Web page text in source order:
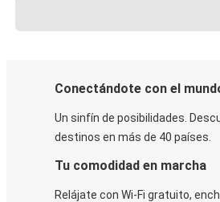
Conectándote con el
Un sinfín de posibilidades.
destinos en más de 40 países.
Tu comodidad en marcha
Relájate con Wi-Fi gratuito,